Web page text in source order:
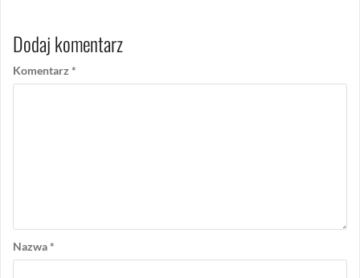
Dodaj komentarz
Komentarz *
Nazwa*